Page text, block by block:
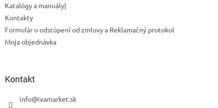
Katalógy a manuály|
Kontakty
Formulár o odstúpení od zmluvy a Reklamačný protokol
Moja objednávka
Kontakt
info@ivamarket.sk